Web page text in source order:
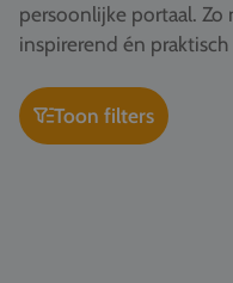
076 522 30 57
Klantportaal
persoonlijke portaal.
inspirerend én praktisch
Toon filters